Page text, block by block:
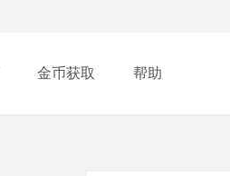
金币获取 帮助